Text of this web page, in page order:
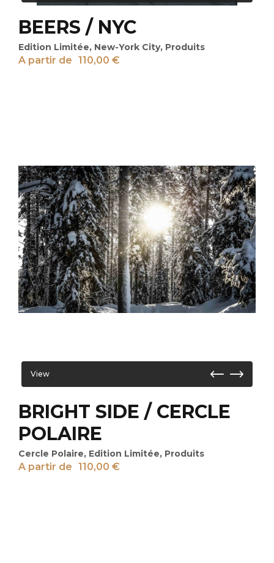
BEERS / NYC
Edition Limitée, New-York City, Produits
A partir de 110,00 €
View
BRIGHT SIDE / CERCLE
POLAIRE
Cercle Polaire, Edition Limitée, Produits
A partir de 110,00 €